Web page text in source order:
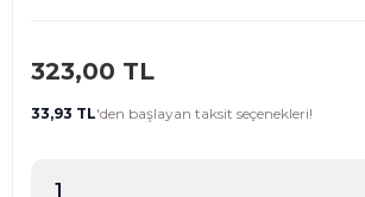
323,00 TL
33,93 TL'den başlayan taksit seçenekleri!